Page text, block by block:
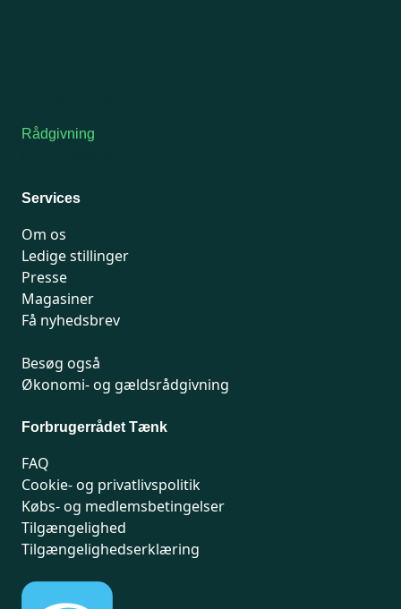
Rådgivning
Services
Om os
Ledige stillinger
Presse
Magasiner
Få nyhedsbrev
Besøg også
Økonomi- og gældsrådgivning
Forbrugerrådet Tænk
FAQ
Cookie- og privatlivspolitik
Købs- og medlemsbetingelser
Tilgængelighed
Tilgængelighedserklæring